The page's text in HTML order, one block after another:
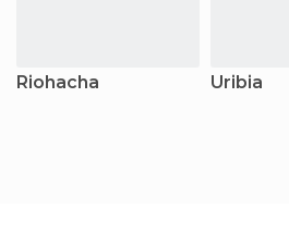
Riohacha Uribia